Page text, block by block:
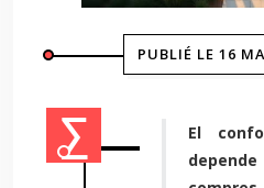
PUBLIÉ LE 16
El confort de tu jardín no